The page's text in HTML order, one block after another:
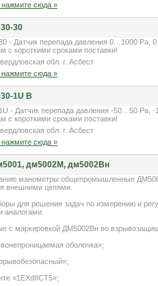
нажмите сюда »
30
- Датчик перепада давления 0…1000 Pa,
с короткими сроками поставки!
обл. г. Асбест
нажмите сюда »
1U В
- Датчик перепада давления -50…50 Pa,
с короткими сроками поставки!
обл. г. Асбест
нажмите сюда »
дм5002М, дм5002Вн
манометры общепромышленные
внешними цепями.
для решения задач по измерению и
аналогами.
с маркировкой ДМ5002Вн во
оболочка»;
«1EXdIICT5»;